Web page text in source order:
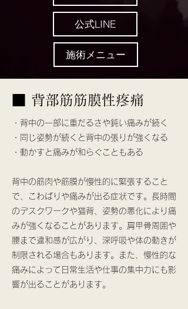
公式LINE
施術メニュー
■ 背部筋筋膜性疼痛
・背中の一部に重だるさや鈍い痛みが続く
・同じ姿勢が続くと背中の張りが強くなる
・動かすと痛みが和らぐこともある
背中の筋肉や筋膜が慢性的に緊張すること
で、こわばりや痛みが出る症状です。長時間
のデスクワークや猫背、姿勢の悪化により痛
みが強くなることがあります。肩甲骨周囲や
腰まで違和感が広がり、深呼吸や体の動きが
制限される場合もあります。また、慢性的な
痛みによって日常生活や仕事の集中力にも影
響が出ることがあります。